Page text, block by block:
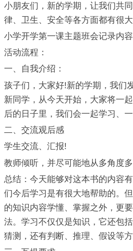
小朋友们，新的学期，让我们共
律、卫生、安全等各方面都有很
小学开学第一课主题班会记录内
活动流程：
一、自我介绍：
孩子们，大家好!新的学期，我们
新同学，从今天开始，大家将一
后的日子里，我们会一起学习、
二、交流观后感
学生交流、汇报!
教师倾听，并尽可能地从多角度多
总结：今天能够对这本书的内容
们今后学习是有很大地帮助的。
的知识内容学懂、掌握之外，更
法。学习不仅仅是知识，它还包
猜测，还有判断、推理、假设等方